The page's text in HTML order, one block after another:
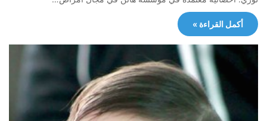
أكمل القراءة »